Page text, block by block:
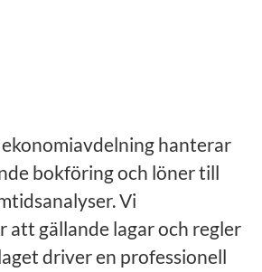
hanterar
bokföring och löner till
Vi
att gällande lagar och regler
driver en professionell